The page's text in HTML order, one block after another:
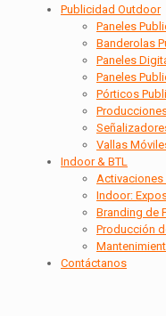
Publicidad Outdoor
Paneles
Banderolas
Paneles
Paneles
Pórticos
Vallas
Indoor & BTL
Activaciones
Indoor:
Branding de
Producción
Contáctanos